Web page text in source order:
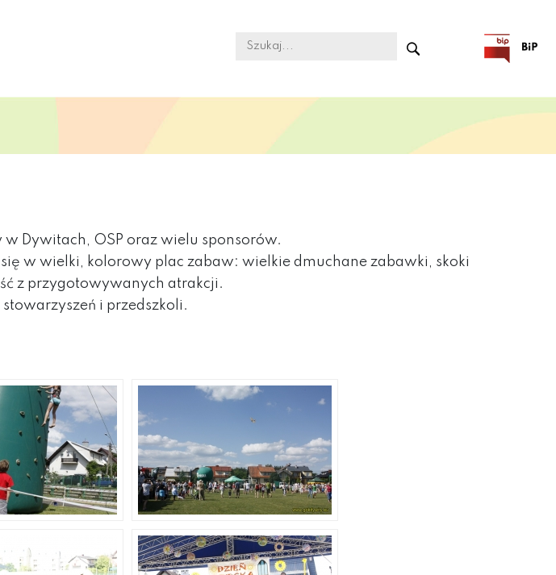
Dywitach, OSP oraz wielu sponsorów.
w wielki, kolorowy plac zabaw: wielkie dmuchane zabawki, skoki
z przygotowywanych atrakcji.
i przedszkoli.